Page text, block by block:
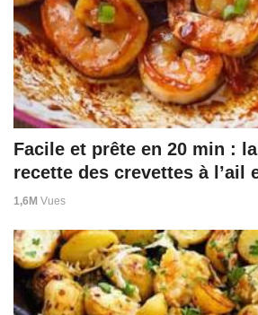
Facile et prête en 20 min :
recette des crevettes à l’ail
1,6M Vues